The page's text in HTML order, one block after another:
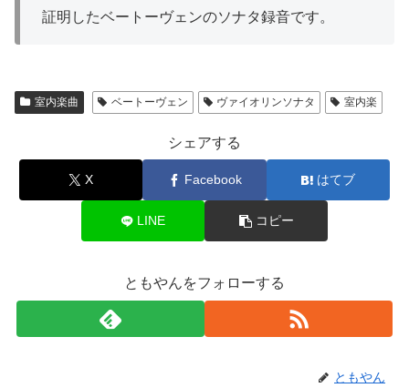
証明したベートーヴェンのソナタ録音です。
室内楽曲 ベートーヴェン ヴァイオリンソナタ 室内楽
シェアする
X Facebook はてブ
LINE コピー
ともやんをフォローする
ともやん